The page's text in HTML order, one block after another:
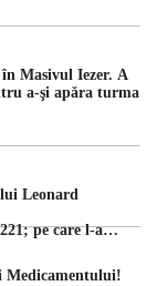
Masivul Iezer. A
a-şi apăra turma
Leonard
pe care l-a
Medicamentului!